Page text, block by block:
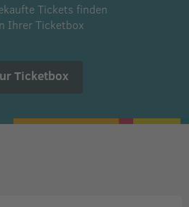
Tickets finden
Ihrer Ticketbox
Ticketbox